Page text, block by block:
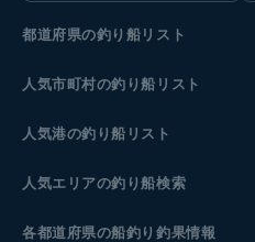
都道府県の釣り船リスト
人気市町村の釣り船リスト
人気港の釣り船リスト
人気エリアの釣り船検索
各都道府県の船釣り釣果情報